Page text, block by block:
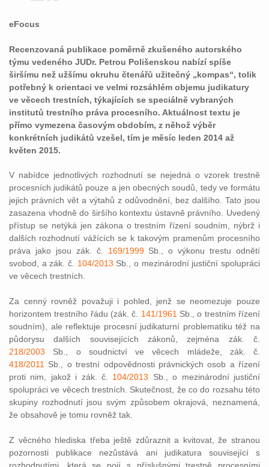
eFocus
Recenzovaná publikace poměrně zkušeného autorského
týmu vedeného JUDr. Petrou Polišenskou nabízí spíše
širšímu než užšímu okruhu čtenářů užitečný „kompas“, tolik
potřebný k orientaci ve velmi rozsáhlém objemu judikatury
ve věcech trestních, týkajících se speciálně vybraných
institutů trestního práva procesního. Aktuálnost textu je
přímo vymezena časovým obdobím, z něhož výběr
konkrétních judikátů vzešel, tím je měsíc leden 2014 až
květen 2015.
V nabídce jednotlivých rozhodnutí se nejedná o vzorek trestně
procesních judikátů pouze a jen obecných soudů, tedy ve formátu
jejich právních vět a výtahů z odůvodnění, bez dalšího. Tato jsou
zasazena vhodně do širšího kontextu ústavně právního. Uvedený
přístup se netýká jen zákona o trestním řízení soudním, nýbrž i
dalších rozhodnutí vážících se k takovým pramenům procesního
práva jako jsou zák. č. 169/1999Sb., o výkonu trestu odnětí
svobod, a zák. č. 104/2013 Sb., o mezinárodní justiční spolupráci
ve věcech trestních.
Za cenný rovněž považuji i pohled, jenž se neomezuje pouze
horizontem trestního řádu (zák. č. 141/1961 Sb., o trestním řízení
soudním), ale reflektuje procesní judikaturní problematiku též na
půdorysu dalších souvisejících zákonů, zejména zák. č.
218/2003 Sb., o soudnictví ve věcech mládeže, zák. č.
418/2011
Sb., o trestní odpovědnosti právnických osob a řízení
proti nim, jakož i zák. č. 104/2013 Sb., o mezinárodní justiční
spolupráci ve věcech trestních. Skutečnost, že co do rozsahu této
skupiny rozhodnutí jsou svým způsobem okrajová, neznamená,
že obsahově je tomu rovněž tak.
Z věcného hlediska třeba ještě zdůraznit a kvitovat, že stranou
pozornosti publikace nezůstává ani judikatura související s